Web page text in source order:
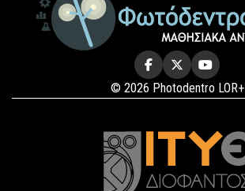
© 2026 Photodentro LOR+